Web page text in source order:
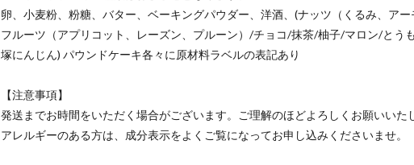
卵、小麦粉、粉糖、バター、ベーキングパウダー、洋酒、(ナッツ（くるみ、アー
フルーツ（アプリコット、レーズン、プルーン）/チョコ/抹茶/柚子/マロン/とう
塚にんじん) パウンドケーキ各々に原材料ラベルの表記あり
【注意事項】
発送までお時間をいただく場合がございます。ご理解のほどよろしくお願いいた
アレルギーのある方は、成分表示をよくご覧になってお申し込みくださいませ。